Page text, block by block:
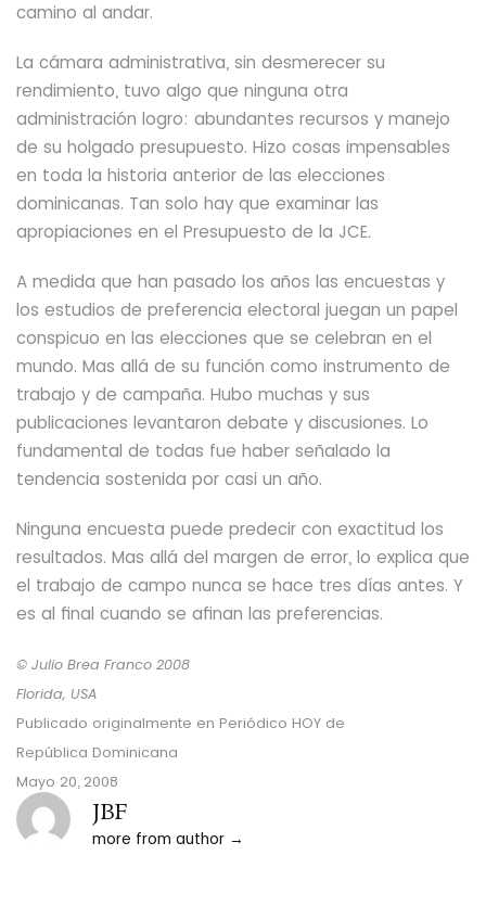
camino al andar.
La cámara administrativa, sin desmerecer su
rendimiento, tuvo algo que ninguna otra
administración logro: abundantes recursos y manejo
de su holgado presupuesto. Hizo cosas impensables
en toda la historia anterior de las elecciones
dominicanas. Tan solo hay que examinar las
apropiaciones en el Presupuesto de la JCE.
A medida que han pasado los años las encuestas y
los estudios de preferencia electoral juegan un papel
conspicuo en las elecciones que se celebran en el
mundo. Mas allá de su función como instrumento de
trabajo y de campaña. Hubo muchas y sus
publicaciones levantaron debate y discusiones. Lo
fundamental de todas fue haber señalado la
tendencia sostenida por casi un año.
Ninguna encuesta puede predecir con exactitud los
resultados. Mas allá del margen de error, lo explica que
el trabajo de campo nunca se hace tres días antes. Y
es al final cuando se afinan las preferencias.
© Julio Brea Franco 2008
Florida, USA
Publicado originalmente en Periódico HOY de
República Dominicana
Mayo 20, 2008
JBF
more from author